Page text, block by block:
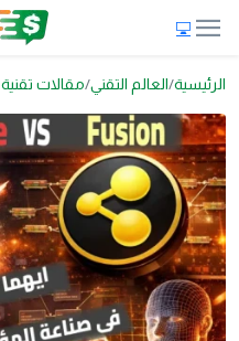
الرئيسية العالم التقني مقالات تقنية